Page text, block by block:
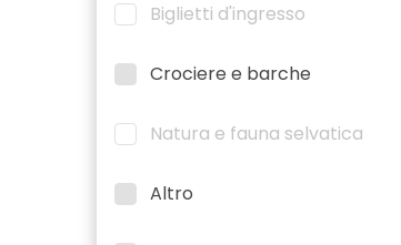
Biglietti d'ingresso
Crociere e barche
Natura e fauna selvatica
Altro